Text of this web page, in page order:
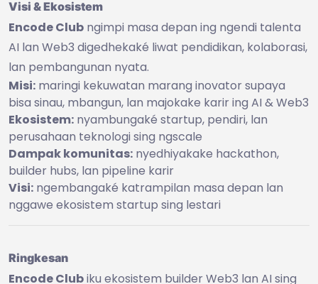
Visi & Ekosistem
Encode Club ngimpi masa depan ing ngendi talenta
AI lan Web3 digedhekaké liwat pendidikan, kolaborasi,
lan pembangunan nyata.
Misi: maringi kekuwatan marang inovator supaya
bisa sinau, mbangun, lan majokake karir ing AI & Web3
Ekosistem: nyambungaké startup, pendiri, lan
perusahaan teknologi sing ngscale
Dampak komunitas: nyedhiyakake hackathon,
builder hubs, lan pipeline karir
Visi: ngembangaké katrampilan masa depan lan
nggawe ekosistem startup sing lestari
Ringkesan
Encode Clubiku ekosistem builder Web3 lan AI sing